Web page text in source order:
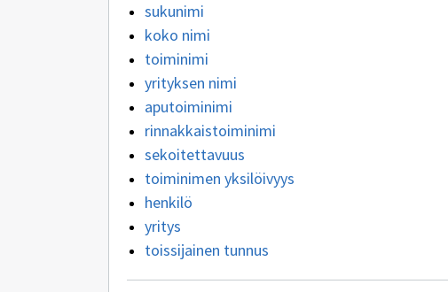
sukunimi
koko nimi
toiminimi
yrityksen nimi
aputoiminimi
rinnakkaistoiminimi
sekoitettavuus
toiminimen yksilöivyys
henkilö
yritys
toissijainen tunnus